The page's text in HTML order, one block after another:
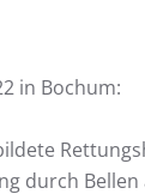
in Bochum:
durch Bellen